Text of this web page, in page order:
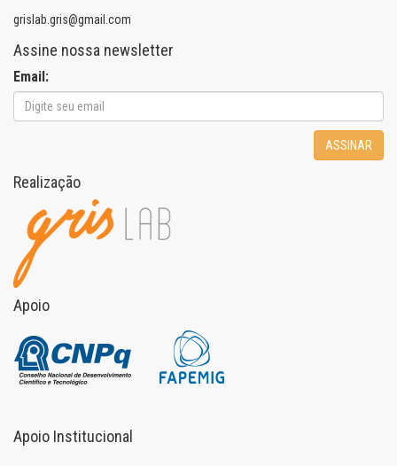
grislab.gris@gmail.com
Assine nossa newsletter
Email:
ASSINAR
Realização
Apoio
Apoio Institucional